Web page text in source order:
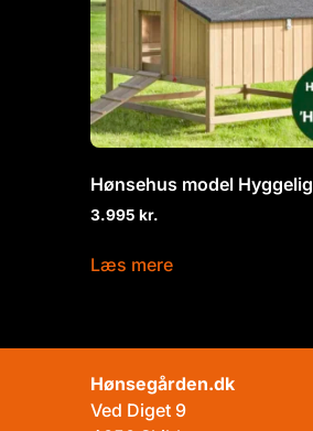
Hønsehus model Hyggelig
3.995 kr.
Læs mere
Hønsegården.dk
Ved Diget 9